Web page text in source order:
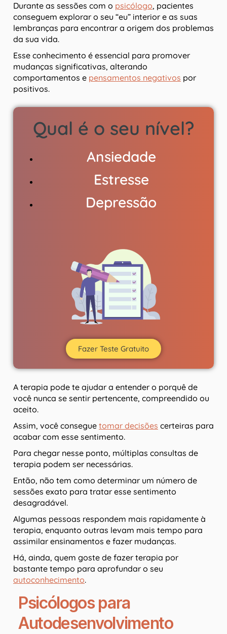
Durante as sessões com o psicólogo, pacientes
conseguem explorar o seu “eu” interior e as suas
lembranças para encontrar a origem dos problemas
da sua vida.
Esse conhecimento é essencial para promover
mudanças significativas, alterando
comportamentos e pensamentos negativos por
positivos.
Qual é o seu nível?
Ansiedade
Estresse
Depressão
Fazer Teste Gratuito
A terapia pode te ajudar a entender o porquê de
você nunca se sentir pertencente, compreendido ou
aceito.
Assim, você consegue tomar decisões certeiras para
acabar com esse sentimento.
Para chegar nesse ponto, múltiplas consultas de
terapia podem ser necessárias.
Então, não tem como determinar um número de
sessões exato para tratar esse sentimento
desagradável.
Algumas pessoas respondem mais rapidamente à
terapia, enquanto outras levam mais tempo para
assimilar ensinamentos e fazer mudanças.
Há, ainda, quem goste de fazer terapia por
bastante tempo para aprofundar o seu
autoconhecimento.
Psicólogos para
Autodesenvolvimento